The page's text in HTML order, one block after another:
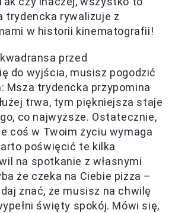
trydencka rywalizuje z
w historii kinematografii!
przed
do wyjścia, musisz pogodzić
Msza trydencka przypomina
trwa, tym piękniejsza staje
co najwyższe. Ostatecznie,
coś w Twoim życiu wymaga
poświęcić te kilka
na spotkanie z własnymi
że czeka na Ciebie pizza –
znać, że musisz na chwilę
święty spokój. Mówi się,